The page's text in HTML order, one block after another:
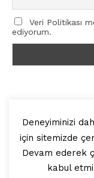
Veri Politikası
ediyorum.
Künye
Deneyiminizi
için sitemizde
Devam ederek
kabul